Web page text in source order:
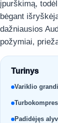
įpurškimą,
bėgant
dažniausios
požymiai,
Turinys
Variklio
Padidėjęs